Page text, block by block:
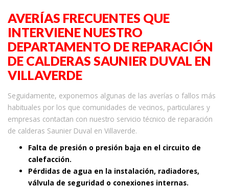
AVERÍAS FRECUENTES QUE
INTERVIENE NUESTRO
DEPARTAMENTO DE REPARACIÓN
DE CALDERAS SAUNIER DUVAL EN
VILLAVERDE
Seguidamente, exponemos algunas de las averías o fallos más
habituales por los que comunidades de vecinos, particulares y
empresas contactan con nuestro servicio técnico de reparación
de calderas Saunier Duval en Villaverde.
Falta de presión o presión baja en el circuito de
calefacción.
Pérdidas de agua en la instalación, radiadores,
válvula de seguridad o conexiones internas.